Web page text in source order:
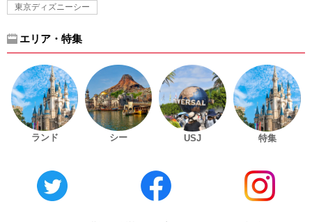
東京ディズニーシー
エリア・特集
ランド シー USJ 特集